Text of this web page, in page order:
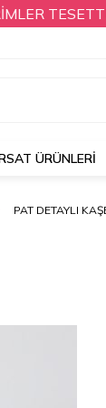
TESETTÜR
ÜRÜNLERİ
PAT DETAYLI